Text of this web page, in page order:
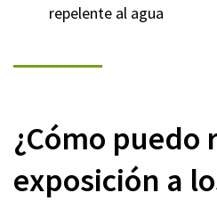
repelente al agua
¿Cómo puedo
exposición a